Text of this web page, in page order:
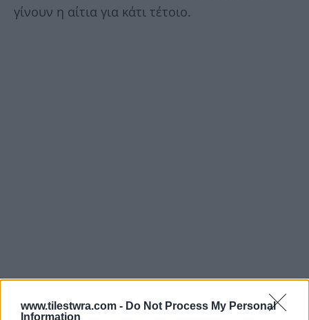
www.tilestwra.com - Do Not Process My Personal
Information
γίνουν η αίτια για κάτι τέτοιο.